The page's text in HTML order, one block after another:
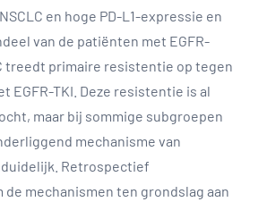
en hoge PD-L1-expressie en
van de patiënten met EGFR-
treedt primaire resistentie op tegen
EGFR-TKI. Deze resistentie is al
maar bij sommige subgroepen
mechanisme van
Retrospectief
de mechanismen ten grondslag aan